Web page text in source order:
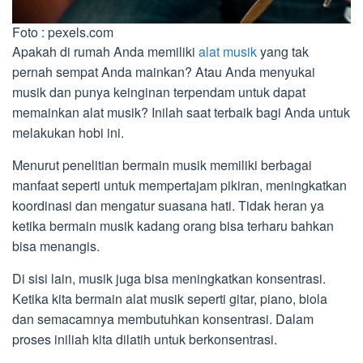
Foto : pexels.com
Apakah di rumah Anda memiliki alat musikyang tak
pernah sempat Anda mainkan? Atau Anda menyukai
musik dan punya keinginan terpendam untuk dapat
memainkan alat musik? Inilah saat terbaik bagi Anda untuk
melakukan hobi ini.
Menurut penelitian bermain musik memiliki berbagai
manfaat seperti untuk mempertajam pikiran, meningkatkan
koordinasi dan mengatur suasana hati. Tidak heran ya
ketika bermain musik kadang orang bisa terharu bahkan
bisa menangis.
Di sisi lain, musik juga bisa meningkatkan konsentrasi.
Ketika kita bermain alat musik seperti gitar, piano, biola
dan semacamnya membutuhkan konsentrasi. Dalam
proses iniliah kita dilatih untuk berkonsentrasi.